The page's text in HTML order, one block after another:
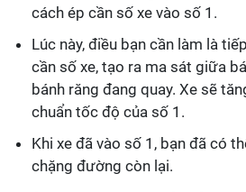
cách ép cần số xe vào số 1.
Lúc này, điều bạn cần làm là
cần số xe, tạo ra ma sát giữa
bánh răng đang quay. Xe sẽ
chuẩn tốc độ của số 1.
Khi xe đã vào số 1, bạn đã có
chặng đường còn lại.